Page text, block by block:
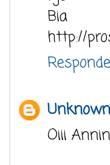
Bia
http://
Unknown
Oiii